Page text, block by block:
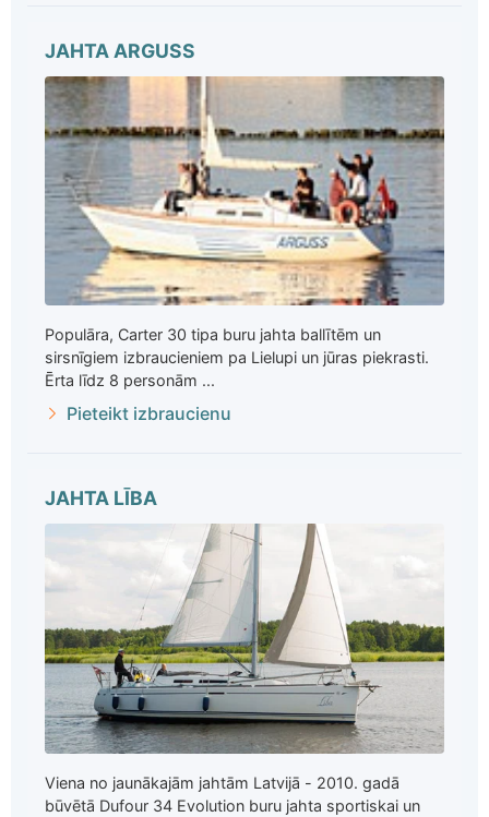
JAHTA ARGUSS
Populāra, Carter 30 tipa buru jahta ballītēm un
sirsnīgiem izbraucieniem pa Lielupi un jūras piekrasti.
Ērta līdz 8 personām ...
Pieteikt izbraucienu
JAHTA LĪBA
Viena no jaunākajām jahtām Latvijā - 2010. gadā
būvētā Dufour 34 Evolution buru jahta sportiskai un